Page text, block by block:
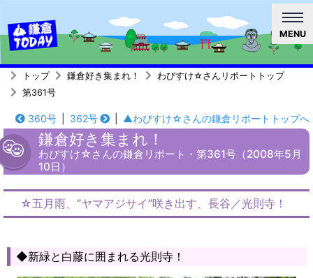
MENU
トップ 鎌倉好き集まれ！
わびすけ☆さんリポートトップ
第361号
360号 362号 ▲わびすけ☆さんの鎌倉リポートトップへ
鎌倉好き集まれ！
わびすけ☆さんの鎌倉リポート・第361号（2008年5月
10日）
☆五月雨、”ヤマアジサイ”咲き出す、長谷／光則寺！
◆新緑と白藤に囲まれる光則寺！